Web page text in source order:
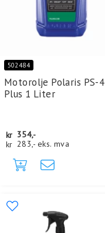
502484
Motorolje Polaris PS-4
Plus 1 Liter
kr 354,-
kr 283,- eks. mva